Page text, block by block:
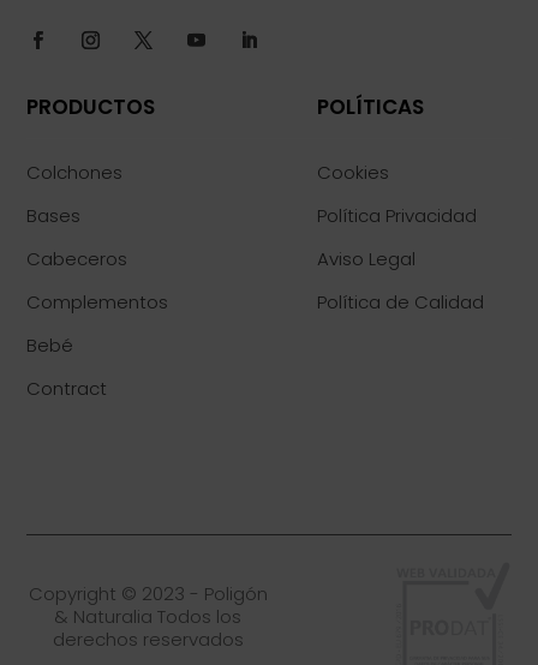
PRODUCTOS
Colchones
Bases
Cabeceros
Complementos
Bebé
Contract
POLÍTICAS
Cookies
Política Privacidad
Aviso Legal
Política de Calidad
Copyright © 2023 - Poligón
& Naturalia Todos los
derechos reservados